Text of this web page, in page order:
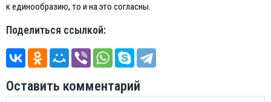
к единообразию, то и на это согласны.
Поделиться ссылкой:
Оставить комментарий